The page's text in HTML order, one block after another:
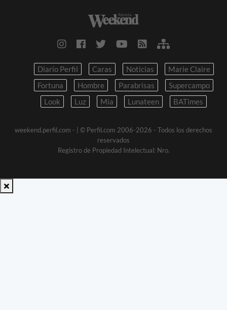
Diario Perfil Caras Noticias
Marie Claire
Fortuna
Hombre Parabrisas
Supercampo
Look
Luz Mia Lunateen BATimes
weekend.perfil.com - | © Perfil.com 2006-2026 - Todos los derechos
reservados
Registro de Propiedad Intelectual: Nro.